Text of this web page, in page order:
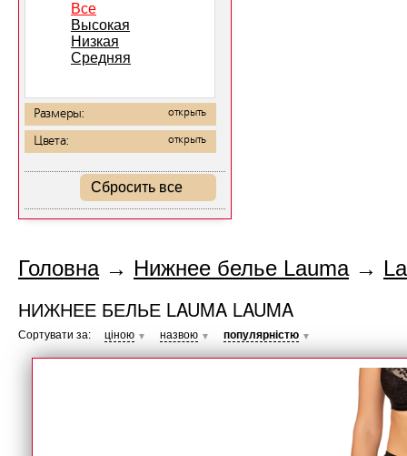
Все
Высокая
Низкая
Средняя
Размеры: открыть
Цвета: открыть
Сбросить все
Головна→ Нижнее белье Lauma→
НИЖНЕЕ БЕЛЬЕ LAUMA LAUMA
Сортувати за: ціною ▼ назвою ▼ популярністю ▼